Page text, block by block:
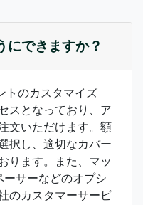
にできますか？
トのカスタマイズ
スとなっており、ア
文いただけます。額
択し、適切なカバー
ります。また、マッ
ーサーなどのオプシ
のカスタマーサービ